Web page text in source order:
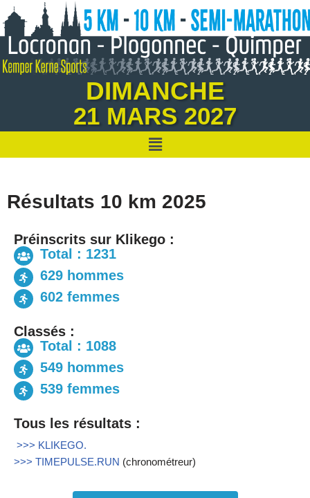
Aller
au
contenu
DIMANCHE
21 MARS 2027
Résultats 10 km 2025
Préinscrits sur Klikego :
Total : 1231
629 hommes
602 femmes
Classés :
Total : 1088
549 hommes
539 femmes
Tous les résultats :
>>> KLIKEGO.
>>> TIMEPULSE.RUN (chronométreur)